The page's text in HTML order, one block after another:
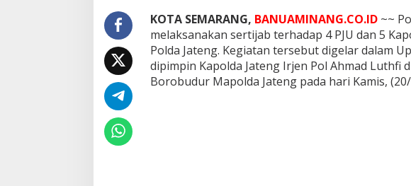
r
e
s
KOTA SEMARANG, BANUAMINANG.CO.ID~~
melaksanakan sertijab terhadap 4 PJU dan 5
Polda Jateng. Kegiatan tersebut digelar dalam
dipimpin Kapolda Jateng Irjen Pol Ahmad Luthfi
Borobudur Mapolda Jateng pada hari Kamis,